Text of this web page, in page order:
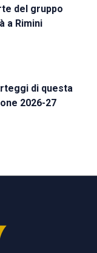
del gruppo
a Rimini
di questa
2026-27